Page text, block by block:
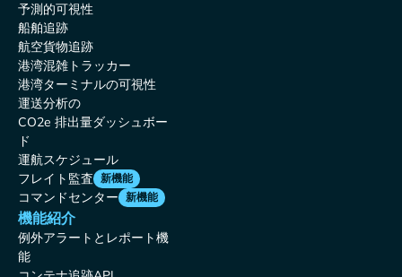
予測的可視性
船舶追跡
航空貨物追跡
港湾混雑トラッカー
港湾ターミナルの可視性
運送分析の
CO2e 排出量ダッシュボー
ド
運航スケジュール
フレイト監査 新機能
コマンドセンター 新機能
機能紹介
例外アラートとレポート機
能